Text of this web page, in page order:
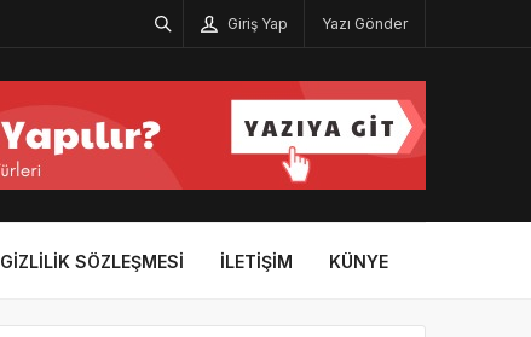
Giriş Yap Yazı Gönder
GIZLILIK SÖZLEŞMESI İLETIŞIM KÜNYE